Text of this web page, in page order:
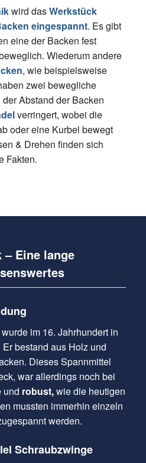
wird dasWerkstück
eingespannt. Es gibt
eine der Backen fest
Wiederum andere
, wie beispielsweise
zwei bewegliche
Abstand der Backen
verringert, wobei die
oder eine Kurbel bewegt
& Drehen finden sich
Fakten.
– Eine lange
im 16. Jahrhundert in
bestand aus Holz und
Dieses Spannmittel
war allerdings noch bei
und robust,wie die heutigen
mussten immerhin einzeln
werden.
Schraubzwinge